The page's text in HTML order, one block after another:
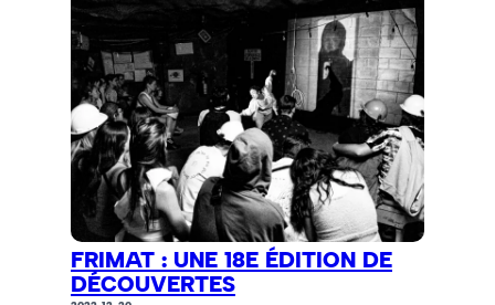
FRIMAT : UNE 18E ÉDITION DE
DÉCOUVERTES